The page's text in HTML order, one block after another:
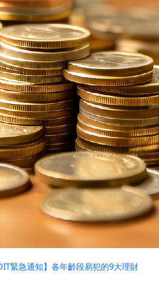
緊急通知】各年齡段易犯的9大理財